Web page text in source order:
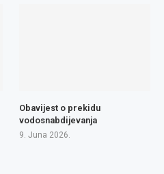
Obavijest o prekidu
vodosnabdijevanja
9. Juna 2026.